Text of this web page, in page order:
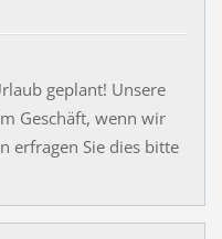
geplant! Unsere
Geschäft, wenn wir
erfragen Sie dies bitte